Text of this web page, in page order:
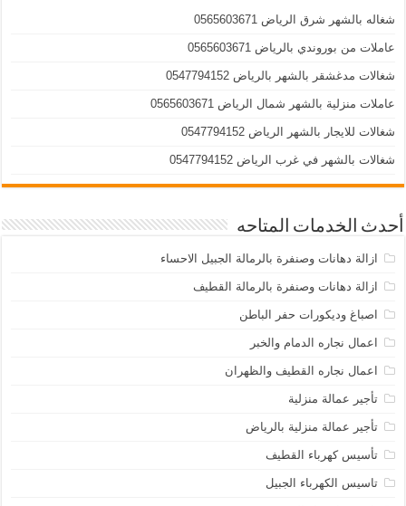
شغاله بالشهر شرق الرياض 0565603671
عاملات من بوروندي بالرياض 0565603671
شغالات مدغشقر بالشهر بالرياض 0547794152
عاملات منزلية بالشهر شمال الرياض 0565603671
شغالات للايجار بالشهر الرياض 0547794152
شغالات بالشهر في غرب الرياض 0547794152
أحدث الخدمات المتاحه
ازالة دهانات وصنفرة بالرمالة الجبيل الاحساء
ازالة دهانات وصنفرة بالرمالة القطيف
اصباغ وديكورات حفر الباطن
اعمال نجاره الدمام والخبر
اعمال نجاره القطيف والظهران
تأجير عمالة منزلية
تأجير عمالة منزلية بالرياض
تأسيس كهرباء القطيف
تاسيس الكهرباء الجبيل